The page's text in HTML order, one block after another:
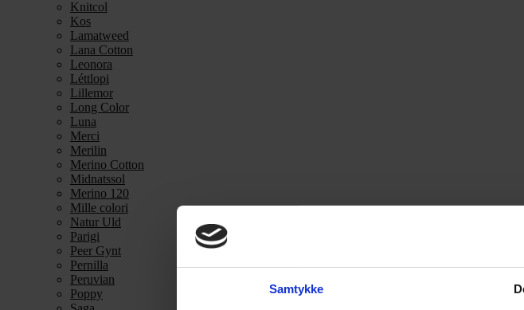
Samtykke
Knitcol
Kos
Lamatweed
Lana Cotton
Leonora
Léttlopi
Lillemor
Long Color
Luna
Merci
Merilin
Merino Cotton
Midnatssol
Merino 120
Mille colori
Natur Uld
Parigi
Peer Gynt
Pernilla
Peruvian
Poppy